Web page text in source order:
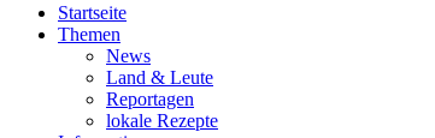
Startseite
Themen
News
Land & Leute
Reportagen
lokale Rezepte